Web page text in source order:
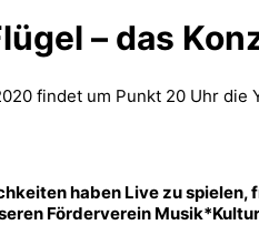
– das
findet um Punkt 20 Uhr
haben Live zu
Förderverein